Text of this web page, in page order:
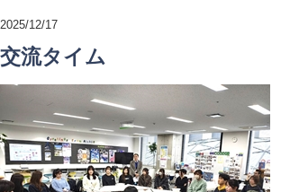
2025/12/17
交流タイム